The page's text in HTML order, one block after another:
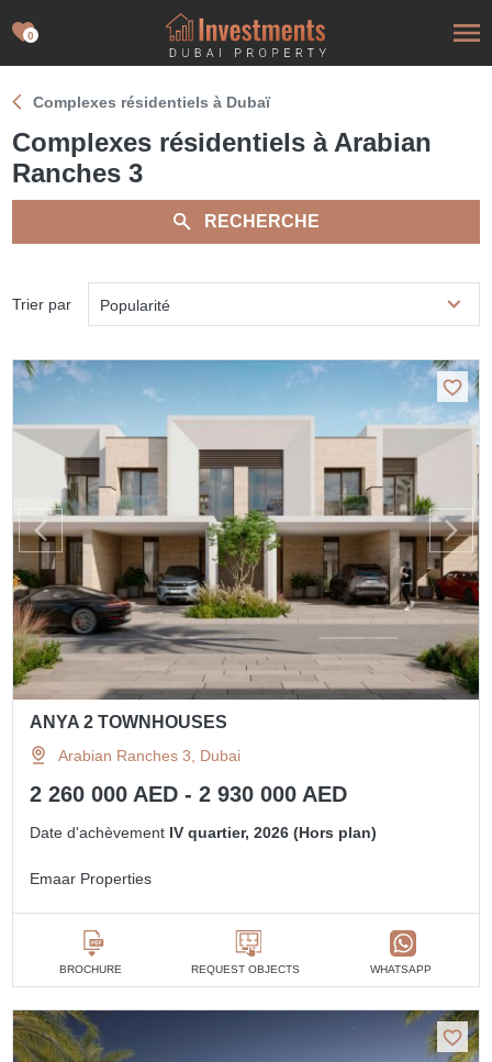
0
Complexes résidentiels à Dubaï
Complexes résidentiels à Arabian
Ranches 3
RECHERCHE
Trier par Popularité
ANYA 2 TOWNHOUSES
Arabian Ranches 3, Dubai
2 260 000 AED - 2 930 000 AED
Date d'achèvement IV quartier, 2026 (Hors plan)
Emaar Properties
BROCHURE REQUEST OBJECTS WHATSAPP